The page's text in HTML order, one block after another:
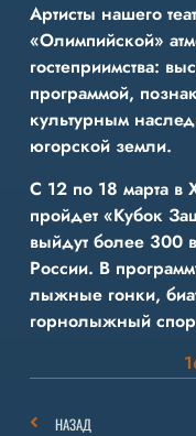
Артисты нашего
«Олимпийской»
гостеприимства:
программой,
культурным
югорской земли.
С 12 по 18 марта в
пройдет «Кубок
выйдут более 300
России. В
лыжные гонки,
горнолыжный
НАЗАД